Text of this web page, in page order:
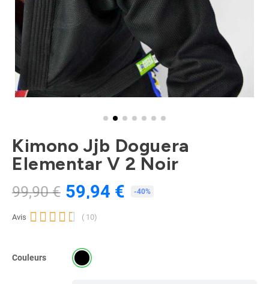
Kimono Jjb Doguera
Elementar V 2 Noir
99,90 € 59,94 € -40%
Avis      ( 10)
Couleurs